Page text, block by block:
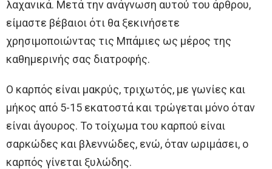
λαχανικά. Μετά την ανάγνωση αυτού του άρθρου,
είμαστε βέβαιοι ότι θα ξεκινήσετε
χρησιμοποιώντας τις Μπάμιες ως μέρος της
καθημερινής σας διατροφής.
Ο καρπός είναι μακρύς, τριχωτός, με γωνίες και
μήκος από 5-15 εκατοστά και τρώγεται μόνο όταν
είναι άγουρος. Το τοίχωμα του καρπού είναι
σαρκώδες και βλεννώδες, ενώ, όταν ωριμάσει, ο
καρπός γίνεται ξυλώδης.